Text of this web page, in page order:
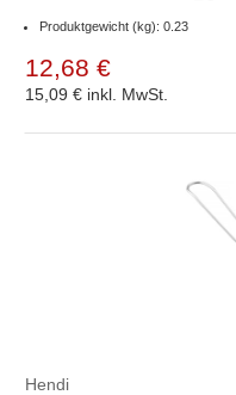
Produktgewicht (kg): 0.23
12,68 €
15,09 € inkl. MwSt.
Hendi